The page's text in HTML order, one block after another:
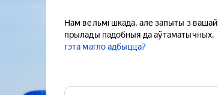
Нам вельмі шкада, але запыты з вашай
прылады падобныя да аўтаматычных.
гэта магло адбыцца?